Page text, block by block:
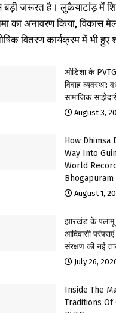
जरूरत है। लुकैयाटांड़ में
का अनावरण किया, विकास
वितरण कार्यक्रम में भी हुए
ओडिशा के
विवाह व्यवस्था:
सामाजिक
August 3,
How Dhimsa
Way Into
World
Bhogapuram
August 1,
झारखंड के पलामू
आदिवासी
संरक्षण की नई
July 26,
Inside The
Traditions Of